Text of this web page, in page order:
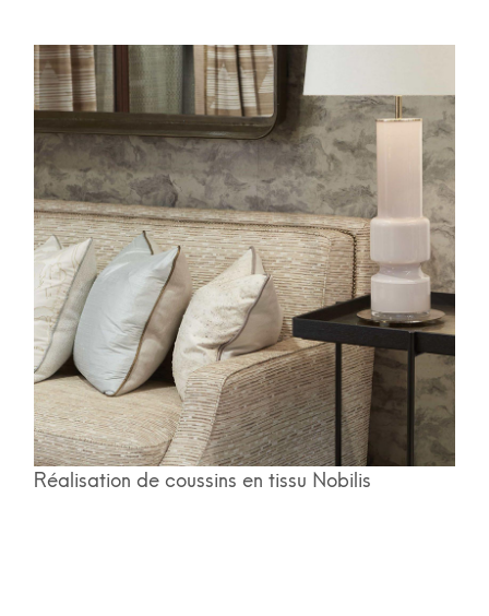
Réalisation de coussins en tissu Nobilis